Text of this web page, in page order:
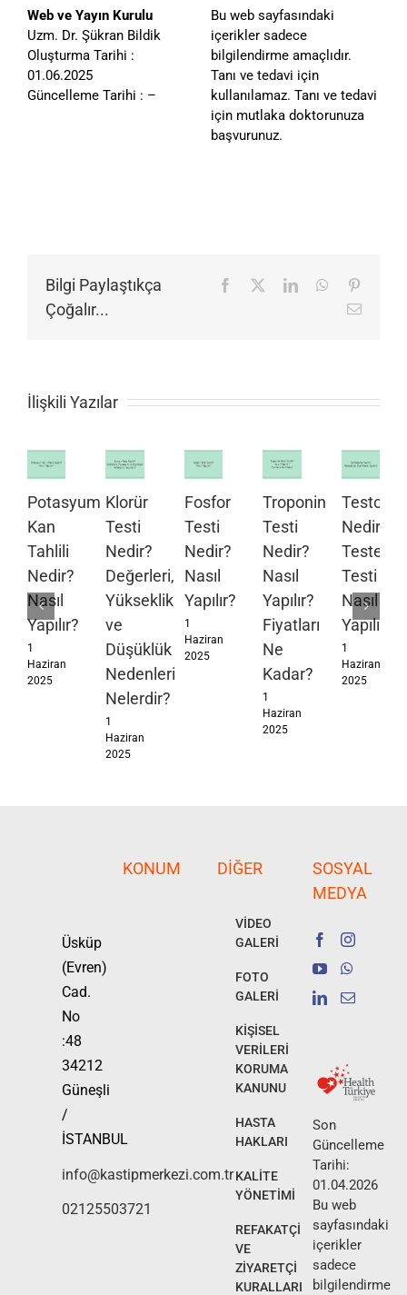
Web ve Yayın Kurulu
Uzm. Dr. Şükran Bildik
Oluşturma Tarihi :
01.06.2025
Güncelleme Tarihi : –
Bu web sayfasındaki
içerikler sadece
bilgilendirme amaçlıdır.
Tanı ve tedavi için
kullanılamaz. Tanı ve tedavi
için mutlaka doktorunuza
başvurunuz.
Bilgi Paylaştıkça
Çoğalır...
Facebook LinkedInWhatsApp
E-
İlişkili Yazılar
Potasyum
Kan
Tahlili
Nedir?
Nasıl
Yapılır?
1
Haziran
2025
Klorür
Testi
Nedir?
Değerleri,
Yükseklik
ve
Düşüklük
Nedenleri
Nelerdir?
1
Haziran
2025
Fosfor
Testi
Nedir?
Nasıl
Yapılır?
1
Haziran
2025
Troponin
Testi
Nedir?
Nasıl
Yapılır?
Fiyatları
Ne
Kadar?
1
Haziran
2025
Nedir?
Testi
Nasıl
Yapılır?
1
Haziran
2025
Üsküp
(Evren)
Cad.
No
:48
34212
Güneşli
/
İSTANBUL
info@kastipmerkezi.com.tr
02125503721
KONUM DIĞER
VİDEO
GALERİ
FOTO
GALERİ
KİŞİSEL
VERİLERİ
KORUMA
KANUNU
HASTA
HAKLARI
KALİTE
YÖNETİMİ
REFAKATÇİ
VE
ZİYARETÇİ
KURALLARI
SOSYAL
MEDYA
Son
Güncelleme
Tarihi:
01.04.2026
Bu web
sayfasındaki
içerikler
sadece
bilgilendirme